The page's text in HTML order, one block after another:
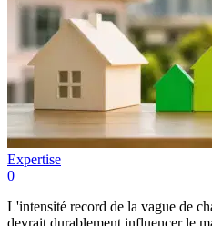
Expertise
0
L'intensité record de la vague de
devrait durablement influencer le